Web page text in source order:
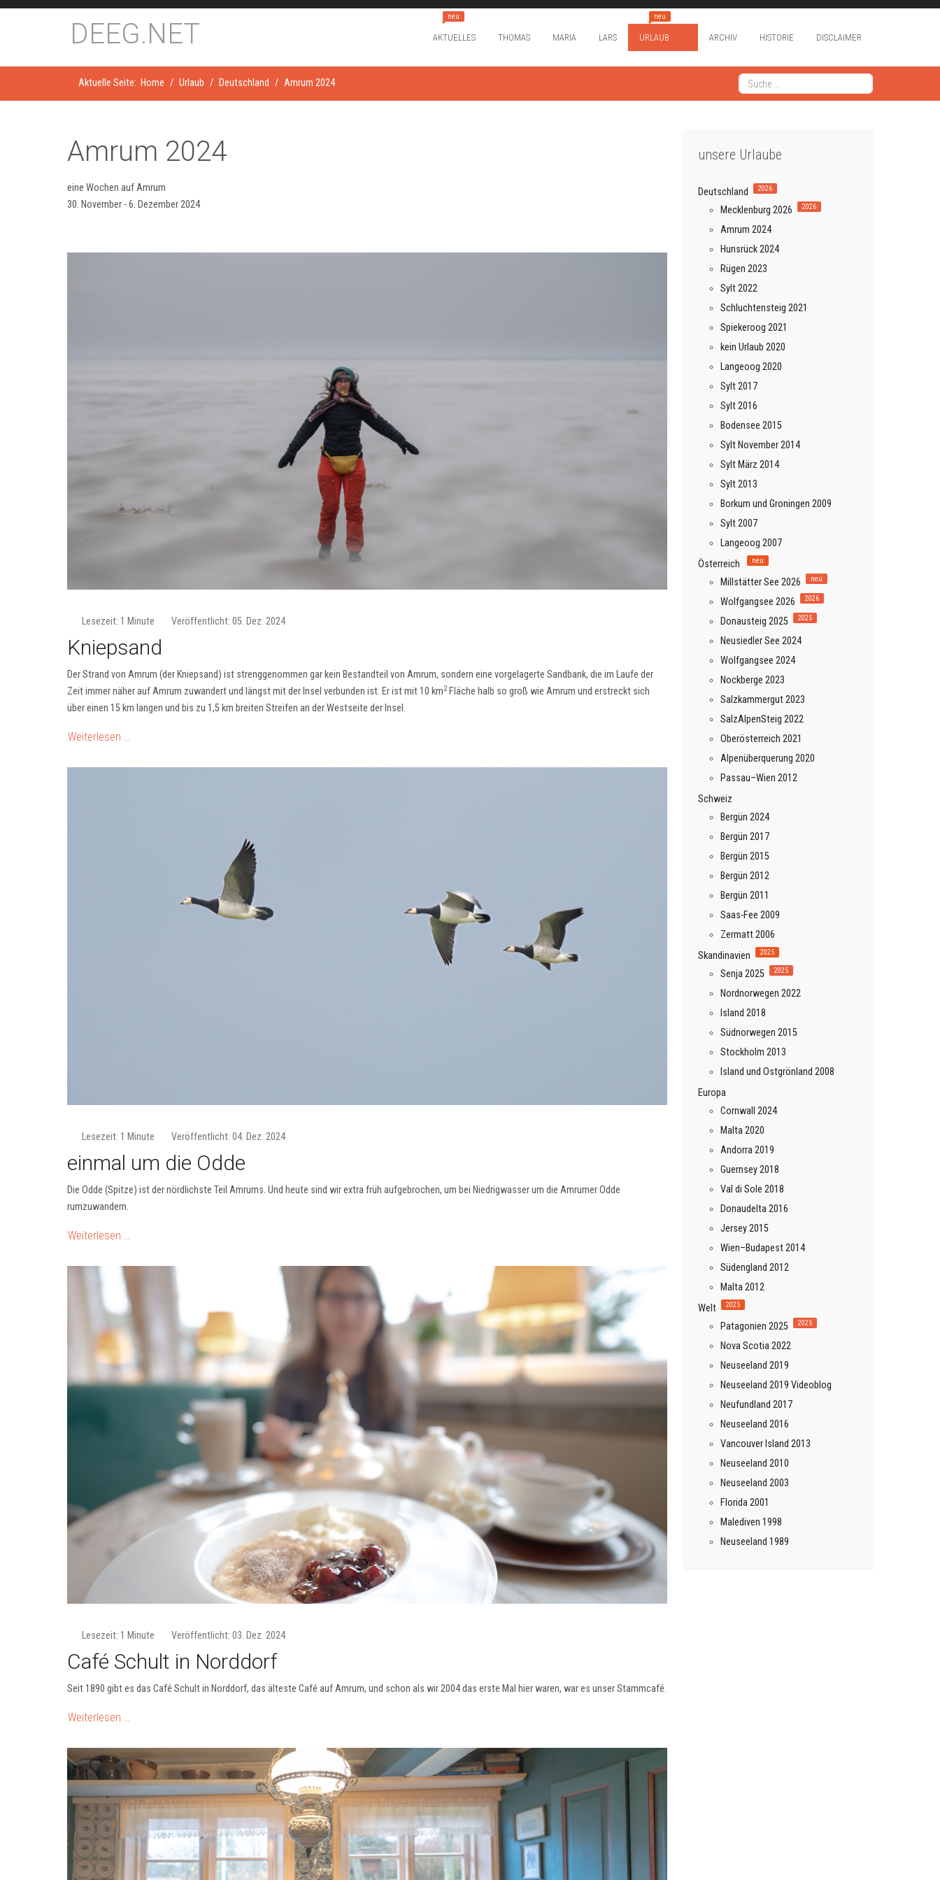
DEEG.NET AKTUELLES
neu
THOMAS MARIA LARS URLAUB
neu
ARCHIV HISTORIE DISCLAIMER
Aktuelle Seite: Home Urlaub Deutschland Amrum 2024
Suchen
Type 2 or more characters for results.
Amrum 2024
eine Wochen auf Amrum
30. November - 6. Dezember 2024
Lesezeit: 1 Minute Veröffentlicht: 05. Dez. 2024
Kniepsand
Der Strand von Amrum (der Kniepsand) ist strenggenommen gar kein Bestandteil von Amrum, sondern eine vorgelagerte Sandbank, die im Laufe der
Zeit immer näher auf Amrum zuwandert und längst mit der Insel verbunden ist. Er ist mit 10 km2Fläche halb so groß wie Amrum und erstreckt sich
über einen 15 km langen und bis zu 1,5 km breiten Streifen an der Westseite der Insel.
Weiterlesen …
Lesezeit: 1 Minute Veröffentlicht: 04. Dez. 2024
einmal um die Odde
Die Odde (Spitze) ist der nördlichste Teil Amrums. Und heute sind wir extra früh aufgebrochen, um bei Niedrigwasser um die Amrumer Odde
rumzuwandern.
Weiterlesen …
Lesezeit: 1 Minute Veröffentlicht: 03. Dez. 2024
Café Schult in Norddorf
Seit 1890 gibt es das Café Schult in Norddorf, das älteste Café auf Amrum, und schon als wir 2004 das erste Mal hier waren, war es unser Stammcafé.
Weiterlesen …
unsere Urlaube
Deutschland 2026
Mecklenburg 2026 2026
Amrum 2024
Hunsrück 2024
Rügen 2023
Sylt 2022
Schluchtensteig 2021
Spiekeroog 2021
kein Urlaub 2020
Langeoog 2020
Sylt 2017
Sylt 2016
Bodensee 2015
Sylt November 2014
Sylt März 2014
Sylt 2013
Borkum und Groningen 2009
Sylt 2007
Langeoog 2007
Österreich
neu
Millstätter See 2026 neu
Wolfgangsee 2026 2026
Donausteig 2025 2025
Neusiedler See 2024
Wolfgangsee 2024
Nockberge 2023
Salzkammergut 2023
SalzAlpenSteig 2022
Oberösterreich 2021
Alpenüberquerung 2020
Passau–Wien 2012
Schweiz
Bergün 2024
Bergün 2017
Bergün 2015
Bergün 2012
Bergün 2011
Saas-Fee 2009
Zermatt 2006
Skandinavien
2025
Senja 2025 2025
Nordnorwegen 2022
Island 2018
Südnorwegen 2015
Stockholm 2013
Island und Ostgrönland 2008
Europa
Cornwall 2024
Malta 2020
Andorra 2019
Guernsey 2018
Val di Sole 2018
Donaudelta 2016
Jersey 2015
Wien–Budapest 2014
Südengland 2012
Malta 2012
Welt
2025
Patagonien 2025 2025
Nova Scotia 2022
Neuseeland 2019
Neuseeland 2019 Videoblog
Neufundland 2017
Neuseeland 2016
Vancouver Island 2013
Neuseeland 2010
Neuseeland 2003
Florida 2001
Malediven 1998
Neuseeland 1989